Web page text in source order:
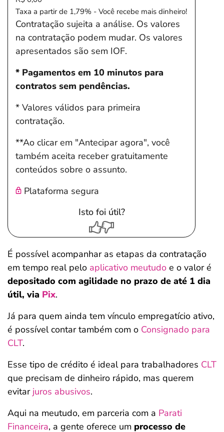
Taxa a partir de 1,79% - Você recebe mais dinheiro!
Contratação sujeita a análise. Os valores
na contratação podem mudar. Os valores
apresentados são sem IOF.
* Pagamentos em 10 minutos para
contratos sem pendências.
* Valores válidos para primeira
contratação.
**Ao clicar em "Antecipar agora", você
também aceita receber gratuitamente
conteúdos sobre o assunto.
Plataforma segura
Isto foi útil?
É possível acompanhar as etapas da contratação
em tempo real pelo aplicativo meutudo e o valor é
depositado com agilidade no prazo de até 1 dia
útil, via Pix.
Já para quem ainda tem vínculo empregatício ativo,
é possível contar também com o Consignado para
CLT.
Esse tipo de crédito é ideal para trabalhadores CLT
que precisam de dinheiro rápido, mas querem
evitar juros abusivos.
Aqui na meutudo, em parceria com a Parati
Financeira, a gente oferece um processo de